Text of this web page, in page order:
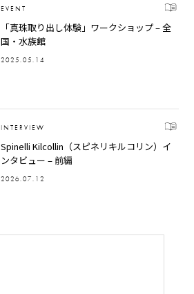
EVENT
「真珠取り出し体験」ワークショップ – 全
国・水族館
2025.05.14
INTERVIEW
Spinelli Kilcollin（スピネリキルコリン）イ
ンタビュー – 前編
2026.07.12